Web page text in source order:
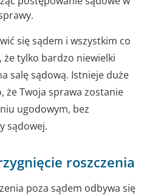
się sądem i wszystkim co
że tylko bardzo niewielki
salę sądową. Istnieje duże
Twoja sprawa zostanie
ugodowym, bez
sądowej.
roszczenia
poza sądem odbywa się